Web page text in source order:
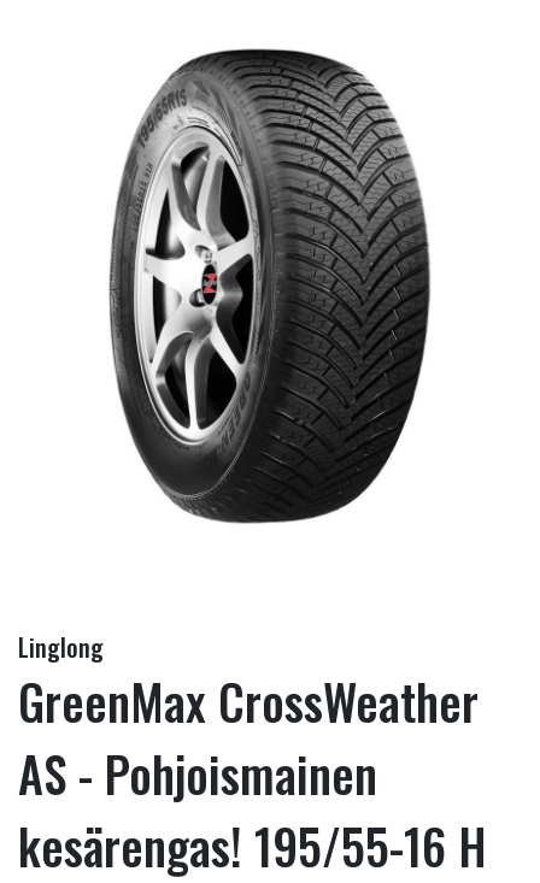
Linglong
GreenMax CrossWeather
AS - Pohjoismainen
kesärengas! 195/55-16 H